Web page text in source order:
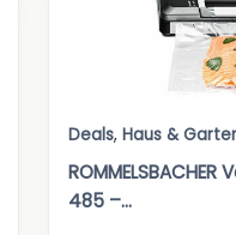
Deals, Haus &
485 –...